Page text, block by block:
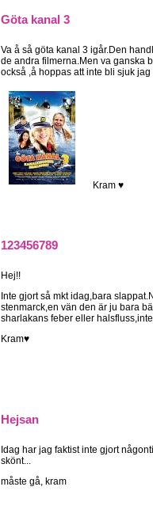
Göta kanal 3
Va å så göta kanal 3 igår.Den
de andra filmerna.Men va ganska
också ,å hoppas att inte bli sjuk
123456789
Hej!!
Inte gjort så mkt idag,bara
stenmarck,en vän den är ju bara
sharlakans feber eller
Kram♥
Hejsan
Idag har jag faktist inte gjort
skönt...
måste gå, kram